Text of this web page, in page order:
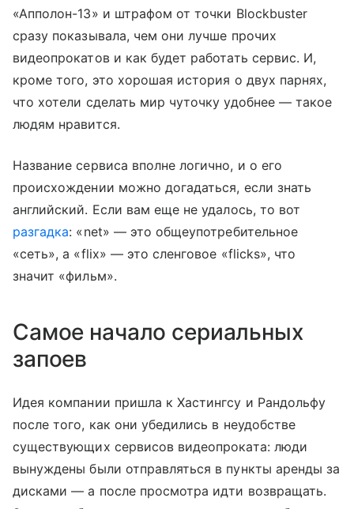
«Апполон-13» и штрафом от точки Blockbuster
сразу показывала, чем они лучше прочих
видеопрокатов и как будет работать сервис. И,
кроме того, это хорошая история о двух парнях,
что хотели сделать мир чуточку удобнее — такое
людям нравится.
Название сервиса вполне логично, и о его
происхождении можно догадаться, если знать
английский. Если вам еще не удалось, то вот
разгадка: «net» — это общеупотребительное
«сеть», а «flix» — это сленговое «flicks», что
значит «фильм».
Самое начало сериальных
запоев
Идея компании пришла к Хастингсу и Рандольфу
после того, как они убедились в неудобстве
существующих сервисов видеопроката: люди
вынуждены были отправляться в пункты аренды за
дисками — а после просмотра идти возвращать.